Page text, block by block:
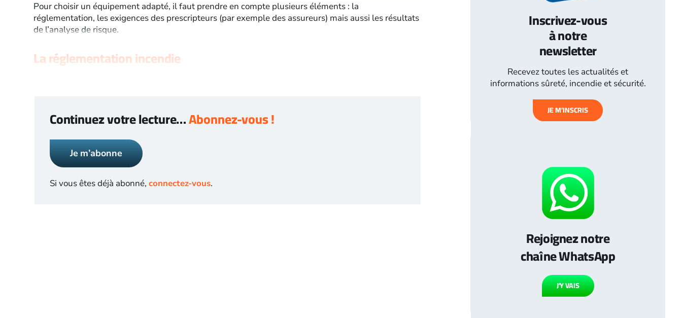
Pour choisir un équipement adapté, il faut prendre en compte plusieurs éléments : la
réglementation, les exigences des prescripteurs (par exemple des assureurs) mais aussi les résultats
de l’analyse de risque.
La réglementation incendie
Continuez votre lecture…Abonnez-vous !
Je m’abonne
Si vous êtes déjà abonné, connectez-vous.
Inscrivez-vous
à notre
newsletter
Recevez toutes les actualités et
informations sûreté, incendie et sécurité.
JE M’INSCRIS
Rejoignez notre
chaîne WhatsApp
J’Y VAIS